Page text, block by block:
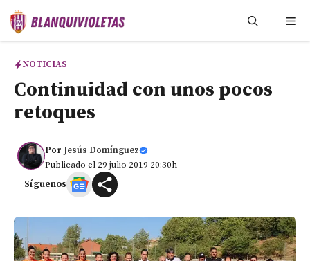
Saltar
NOTICIAS
Continuidad con unos pocos
retoques
Por Jesús Domínguez
Publicado el 29 julio 2019 20:30h
Síguenos